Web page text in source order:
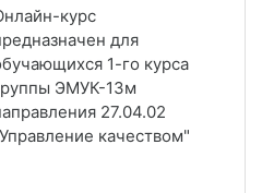
курс
для
1-го курса
ЭМУК-13м
27.04.02
качеством"